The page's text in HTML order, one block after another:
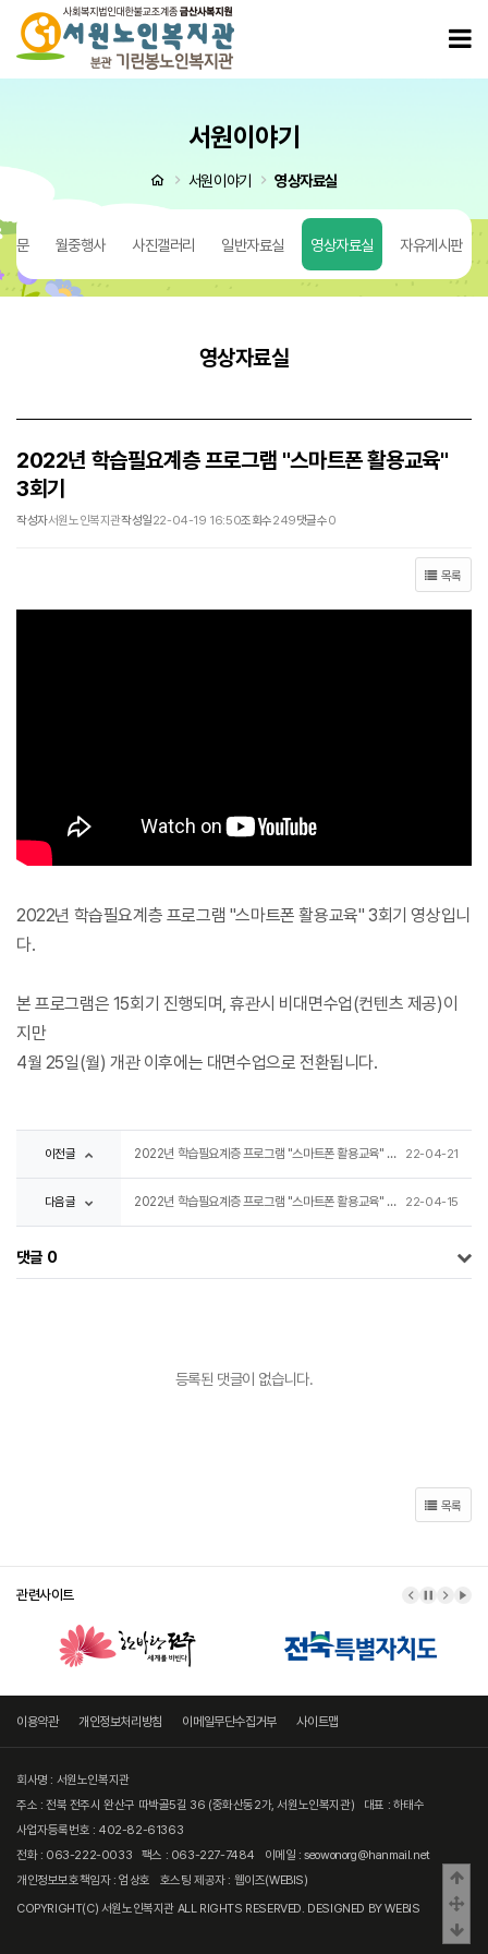
2022년 학습필요계층 프로그램 "스마트폰 활용교육" 3회기 > 영상자료실
서원이야기
처음으로서원이야기 영상자료실
질문 월중행사 사진갤러리 일반자료실 영상자료실 자유게시판
영상자료실
2022년 학습필요계층 프로그램 "스마트폰 활용교육"
3회기
작성자서원노인복지관작성일22-04-19 16:50조회수249댓글수0
목록
2022년 학습필요계층 프로그램 "스마트폰 활용교육" 3회기 영상입니
다.
본 프로그램은 15회기 진행되며, 휴관시 비대면수업(컨텐츠 제공)이
지만
4월 25일(월) 개관 이후에는 대면수업으로 전환됩니다.
이전글 2022년 학습필요계층 프로그램 "스마트폰 활용교육" 4회기 22-04-21
다음글 2022년 학습필요계층 프로그램 "스마트폰 활용교육" 2회기 22-04-15
댓글 0
등록된 댓글이 없습니다.
목록
관련사이트 이전 배너
배너 정지
다음
배
이용약관 개인정보처리방침 이메일무단수집거부 사이트맵
회사명 : 서원노인복지관
주소 : 전북 전주시 완산구 따박골5길 36 (중화산동2가, 서원노인복지관)
대표 : 하태수
사업자등록번호 : 402-82-61363
전화 : 063-222-0033
팩스 : 063-227-7484
이메일 : seowonorg@hanmail.net
개인정보보호책임자 : 엄상호
호스팅 제공자 : 웹이즈(WEBIS)
COPYRIGHT(C) 서원노인복지관 ALL RIGHTS RESERVED. DESIGNED BYWEBIS
상
중
하